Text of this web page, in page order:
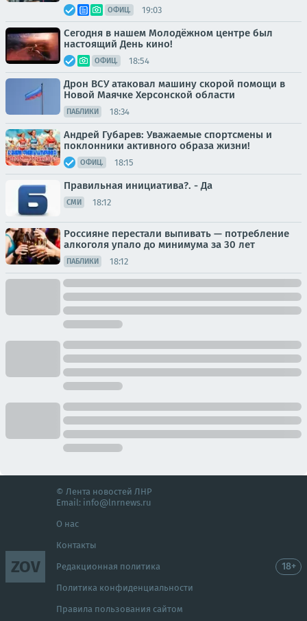
ОФИЦ. 19:03
Сегодня в нашем Молодёжном центре был
настоящий День кино!
ОФИЦ. 18:54
Дрон ВСУ атаковал машину скорой помощи в
Новой Маячке Херсонской области
ПАБЛИКИ 18:34
Андрей Губарев: Уважаемые спортсмены и
поклонники активного образа жизни!
ОФИЦ. 18:15
Правильная инициатива?. - Да
СМИ 18:12
Россияне перестали выпивать — потребление
алкоголя упало до минимума за 30 лет
ПАБЛИКИ 18:12
ZOV
© Лента новостей ЛНР
Email: info@lnrnews.ru
О нас
Контакты
Редакционная политика
Политика конфиденциальности
Правила пользования сайтом
18+